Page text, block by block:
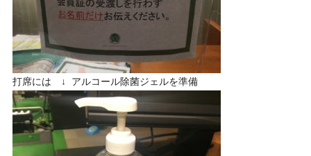
打席には ↓ アルコール除菌ジェルを準備